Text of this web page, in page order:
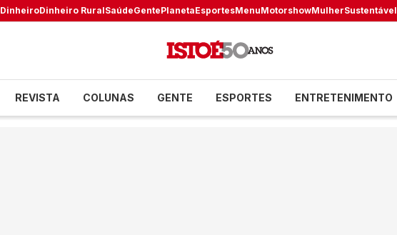
DinheiroDinheiro RuralSaúdeGentePlanetaEsportesMenuMotorshowMulherSustentável
REVISTA COLUNAS GENTE ESPORTES ENTRETENIMENTO